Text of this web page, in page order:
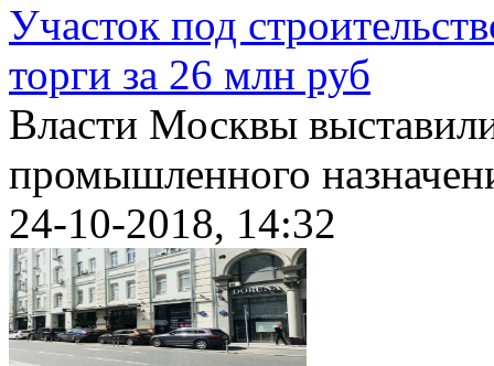
Участок под
торги за 26 млн руб
Власти Москвы
промышленного
24-10-2018, 14:32